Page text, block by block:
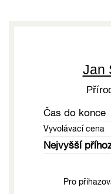
Jan
Čas do konce
Vyvolávací cena
Nejvyšší
Pro